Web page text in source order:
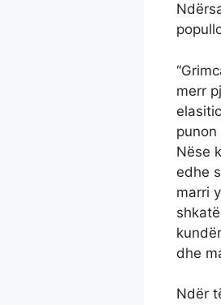
merr
Nëse
edhe
marri
dhe
Ndër